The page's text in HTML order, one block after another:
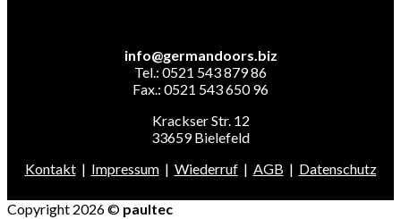
info@germandoors.biz
Tel.: 0521 543 879 86
Fax.: 0521 543 650 96
Krackser Str. 12
33659 Bielefeld
Kontakt| Impressum| Wiederruf| AGB | Datenschutz
Copyright 2026 © paultec